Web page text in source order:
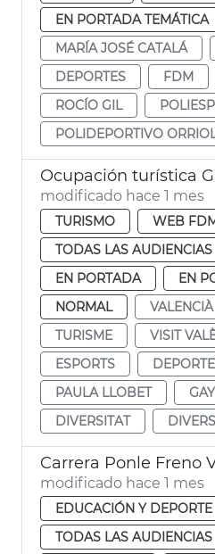
EN PORTADA TEMÁTICA
MARÍA JOSÉ CATALÁ
DEPORTES
FDM
ROCÍO GIL
POLIDEPORTIVO
modificado hace 1 mes
TURISMO
WEB
TODAS LAS AUDIENCIAS
EN PORTADA
EN
NORMAL
VALENCIÀ
TURISME
VISIT
ESPORTS
PAULA LLOBET
DIVERSITAT
Carrera Ponle Freno
modificado hace 1 mes
EDUCACIÓN Y DEPORTE
TODAS LAS AUDIENCIAS